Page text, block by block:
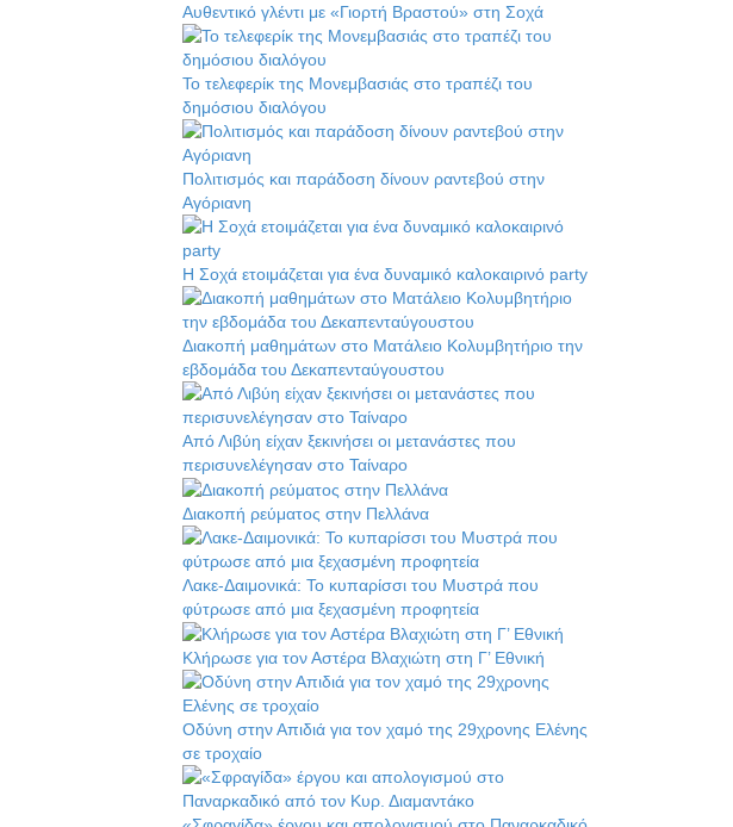
Αυθεντικό γλέντι με «Γιορτή Βραστού» στη Σοχά
Το τελεφερίκ της Μονεμβασιάς στο τραπέζι του
δημόσιου διαλόγου
Πολιτισμός και παράδοση δίνουν ραντεβού στην
Αγόριανη
Η Σοχά ετοιμάζεται για ένα δυναμικό καλοκαιρινό party
Διακοπή μαθημάτων στο Ματάλειο Κολυμβητήριο την
εβδομάδα του Δεκαπενταύγουστου
Από Λιβύη είχαν ξεκινήσει οι μετανάστες που
περισυνελέγησαν στο Ταίναρο
Διακοπή ρεύματος στην Πελλάνα
Λακε-Δαιμονικά: Το κυπαρίσσι του Μυστρά που
φύτρωσε από μια ξεχασμένη προφητεία
Κλήρωσε για τον Αστέρα Βλαχιώτη στη Γ’ Εθνική
Οδύνη στην Απιδιά για τον χαμό της 29χρονης Ελένης
σε τροχαίο